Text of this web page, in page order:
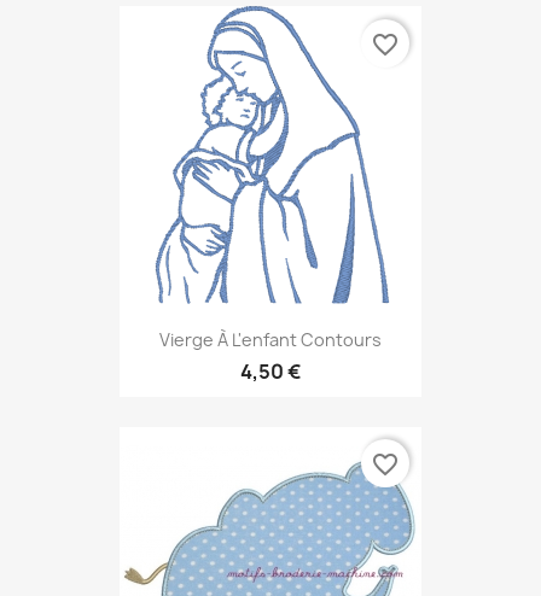
Vierge À L'enfant Contours
4,50 €
favorite_border
favorite_border